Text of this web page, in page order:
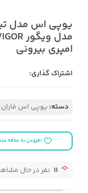
امپری بیرونی
اشتراک گذاری:
دسته: یوپی اس فاران
افزودن به علاقه
11 نفر در حال